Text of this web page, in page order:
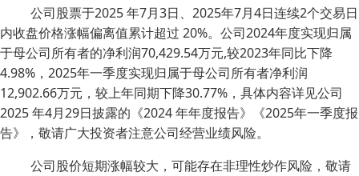
公司股票于2025 年7月3日、2025年7月4日连续2个交易日
内收盘价格涨幅偏离值累计超过 20%。公司2024年度实现归属
于母公司所有者的净利润70,429.54万元,较2023年同比下降
4.98%，2025年一季度实现归属于母公司所有者净利润
12,902.66万元，较上年同期下降30.77%，具体内容详见公司
2025 年4月29日披露的《2024 年年度报告》《2025年一季度报
告》，敬请广大投资者注意公司经营业绩风险。
公司股价短期涨幅较大，可能存在非理性炒作风险，敬请